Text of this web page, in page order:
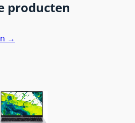
producten
→